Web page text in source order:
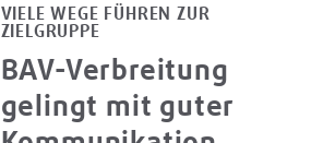
VIELE WEGE FÜHREN ZUR
ZIELGRUPPE
BAV-Verbreitung
gelingt mit guter